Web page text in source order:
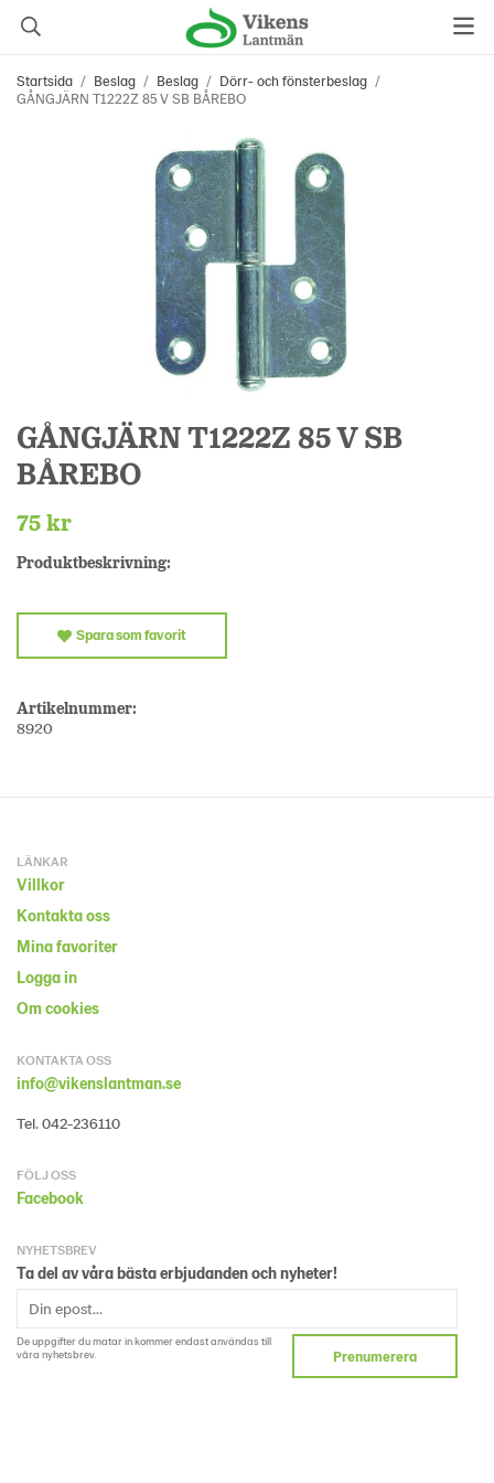
Startsida / Beslag / Beslag / Dörr- och fönsterbeslag /
GÅNGJÄRN T1222Z 85 V SB BÅREBO
GÅNGJÄRN T1222Z 85 V SB
BÅREBO
75 kr
Produktbeskrivning:
Spara som favorit
Artikelnummer:
8920
LÄNKAR
Villkor
Kontakta oss
Mina favoriter
Logga in
Om cookies
KONTAKTA OSS
info@vikenslantman.se
Tel. 042-236110
FÖLJ OSS
Facebook
NYHETSBREV
Ta del av våra bästa erbjudanden och nyheter!
De uppgifter du matar in kommer endast användas till
våra nyhetsbrev.
Prenumerera